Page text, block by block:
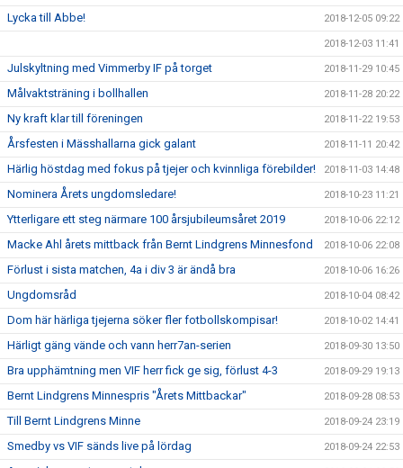
Lycka till Abbe! 2018-12-05 09:22
2018-12-03 11:41
Julskyltning med Vimmerby IF på torget 2018-11-29 10:45
Målvaktsträning i bollhallen 2018-11-28 20:22
Ny kraft klar till föreningen 2018-11-22 19:53
Årsfesten i Mässhallarna gick galant 2018-11-11 20:42
Härlig höstdag med fokus på tjejer och kvinnliga förebilder! 2018-11-03 14:48
Nominera Årets ungdomsledare! 2018-10-23 11:21
Ytterligare ett steg närmare 100 årsjubileumsåret 2019 2018-10-06 22:12
Macke Ahl årets mittback från Bernt Lindgrens Minnesfond 2018-10-06 22:08
Förlust i sista matchen, 4a i div 3 är ändå bra 2018-10-06 16:26
Ungdomsråd 2018-10-04 08:42
Dom här härliga tjejerna söker fler fotbollskompisar! 2018-10-02 14:41
Härligt gäng vände och vann herr7an-serien 2018-09-30 13:50
Bra upphämtning men VIF herr fick ge sig, förlust 4-3 2018-09-29 19:13
Bernt Lindgrens Minnespris "Årets Mittbackar" 2018-09-28 08:53
Till Bernt Lindgrens Minne 2018-09-24 23:19
Smedby vs VIF sänds live på lördag 2018-09-24 22:53